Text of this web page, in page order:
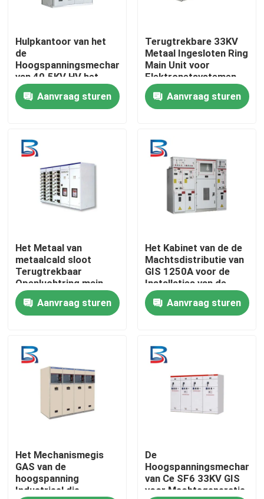
Huis
Producten
Fabrieksreis
Kwaliteitscontrole
Contacteer ons
Nieuws
Gevallen
Verzoek om een Citaat
hoogspanningsmechanisme
Hulpkantoor van het
de
Hoogspanningsmechanisme
van 40.5KV HV het
Terugtrekbare GAS
Geïsoleerde
Aanvraag sturen
Terugtrekbare 33KV
Metaal Ingesloten Ring
Main Unit voor
Elektronetsystemen
Aanvraag sturen
Het Metaal van
metaalcald sloot
Terugtrekbaar
Openluchtring main
unit voor Real Estate
in
Aanvraag sturen
Het Kabinet van de de
Machtsdistributie van
GIS 1250A voor de
Installaties van de
Machtsgeneratie
Aanvraag sturen
Het Mechanismegis
GAS van de
hoogspanning
Industrieel die
De
van Ce SF6 33KV GIS
voor Machtsgeneratie